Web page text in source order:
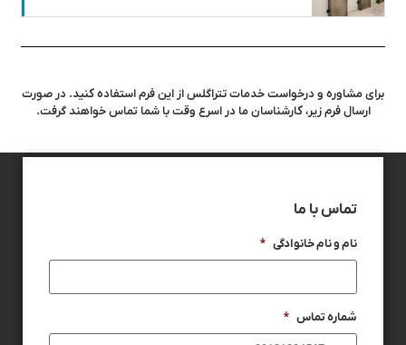
برای مشاوره و درخواست خدمات تتراگلس از این فرم استفاده کنید. در صورت
ارسال فرم زیر، کارشناسان ما در اسرع وقت با شما تماس خواهند گرفت.
تماس با ما
نام و نام خانوادگی *
شماره تماس *